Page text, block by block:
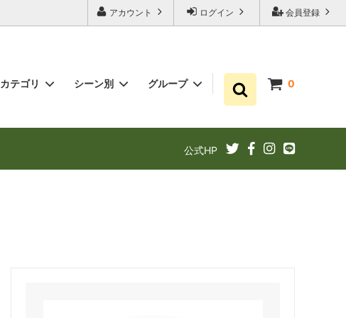
会員登録
ログイン
アカウント
0
カテゴリ シーン別 グループ
公式HP